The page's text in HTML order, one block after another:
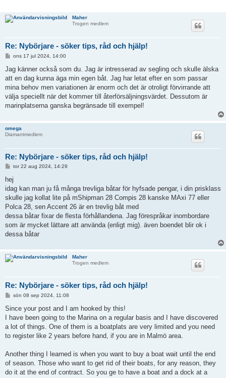
Maher
Trogen medlem
Re: Nybörjare - söker tips, råd och hjälp!
l
ä
g
g
ons 17 jul 2024, 14:00
Jag känner också som du. Jag är intresserad av segling och skulle älska
att en dag kunna äga min egen båt. Jag har letat efter en som passar
mina behov men variationen är enorm och det är otroligt förvirrande att
välja speciellt när det kommer till återförsäljningsvärdet. Dessutom är
marinplatserna ganska begränsade till exempel!
omega
Diamantmedlem
Re: Nybörjare - söker tips, råd och hjälp!
l
ä
g
g
tor 22 aug 2024, 14:29
hej
idag kan man ju få många trevliga båtar för hyfsade pengar, i din prisklass
skulle jag kollat lite på mShipman 28 Compis 28 kanske MAxi 77 eller
Polca 28, sen Accent 26 är en trevlig båt med
dessa båtar fixar de flesta förhållandena. Jag förespråkar inombordare
som är mycket lättare att använda (enligt mig). även boendet blir ok i
dessa båtar
Maher
Trogen medlem
Re: Nybörjare - söker tips, råd och hjälp!
l
g
g
sön 08 sep 2024, 11:08
Since your post and I am hooked by this!
I have been going to the Marina on a regular basis and I have discovered
a lot of things. One of them is a boatplats are very limited and you need
to register like 2 years before hand, if you are in Malmö area.
Another thing I learned is when you want to buy a boat wait until the end
of season. Those who want to get rid of their boats, for any reason, they
do it at the end of contract. So you ge to have a boat and a dock at a